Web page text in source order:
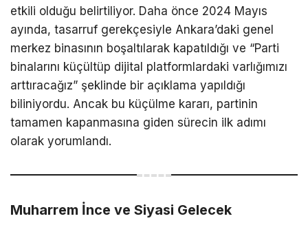
etkili olduğu belirtiliyor. Daha önce 2024 Mayıs
ayında, tasarruf gerekçesiyle Ankara’daki genel
merkez binasının boşaltılarak kapatıldığı ve “Parti
binalarını küçültüp dijital platformlardaki varlığımızı
arttıracağız” şeklinde bir açıklama yapıldığı
biliniyordu. Ancak bu küçülme kararı, partinin
tamamen kapanmasına giden sürecin ilk adımı
olarak yorumlandı.
Muharrem İnce ve Siyasi Gelecek